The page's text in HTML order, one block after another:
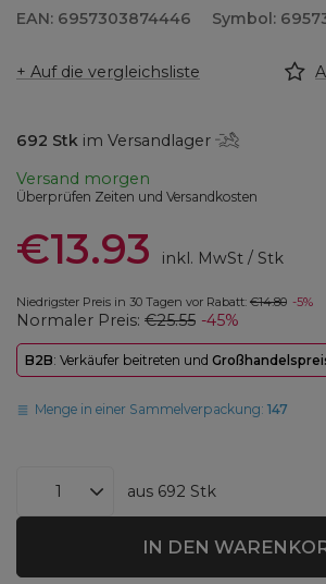
EAN: 6957303874446 Symbol:
+ Auf die vergleichsliste
692 Stk im Versandlager
Versand morgen
Überprüfen Zeiten und Versandkosten
€13.93 inkl. MwSt/ Stk
Niedrigster Preis in 30 Tagen vor Rabatt: €14.80 -5%
Normaler Preis: €25.55 -45%
B2B: Verkäufer beitreten und
Menge in einer Sammelverpackung:147
aus 692 Stk
IN DEN